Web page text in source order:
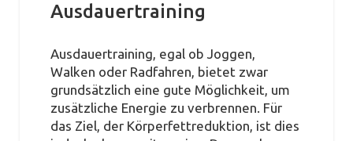
Ausdauertraining
Ausdauertraining, egal ob Joggen,
Walken oder Radfahren, bietet zwar
grundsätzlich eine gute Möglichkeit, um
zusätzliche Energie zu verbrennen. Für
das Ziel, der Körperfettreduktion, ist dies